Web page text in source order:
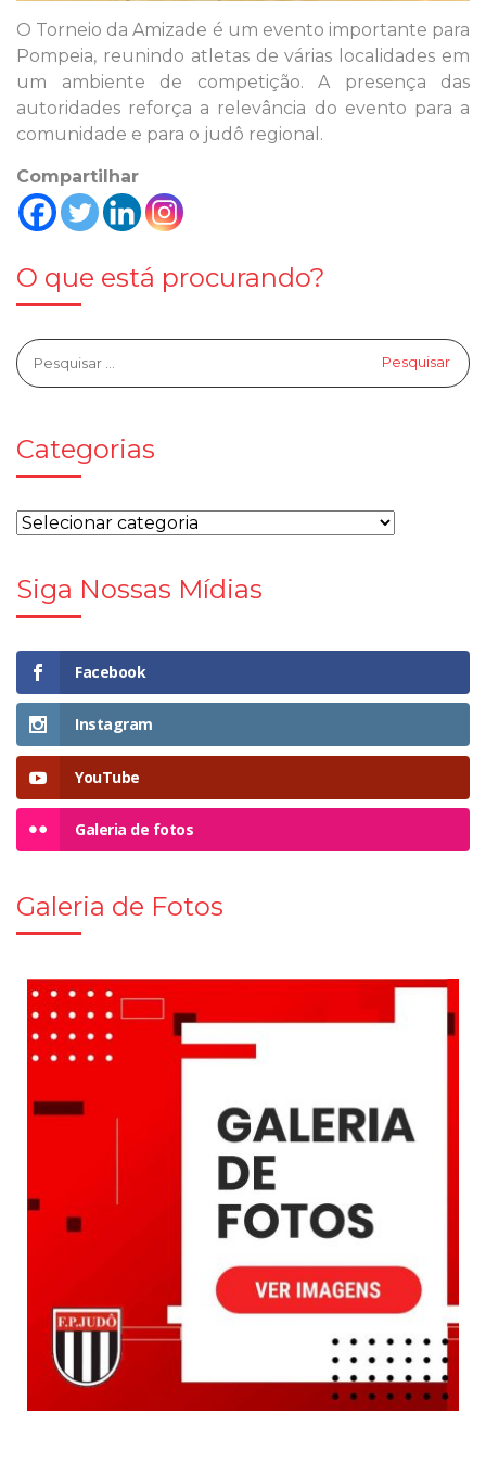
O Torneio da Amizade é um evento importante para
Pompeia, reunindo atletas de várias localidades em
um ambiente de competição. A presença das
autoridades reforça a relevância do evento para a
comunidade e para o judô regional.
Compartilhar
O que está procurando?
Categorias
Siga Nossas Mídias
Facebook
Instagram
YouTube
Galeria de fotos
Galeria de Fotos